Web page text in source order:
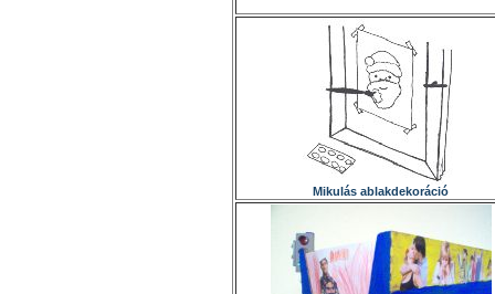
Mikulás ablakdekoráció